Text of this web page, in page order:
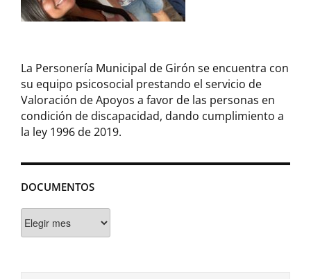
DOCUMENTOS
La Personería Municipal de Girón se encuentra con
su equipo psicosocial prestando el servicio de
Valoración de Apoyos a favor de las personas en
condición de discapacidad, dando cumplimiento a
la ley 1996 de 2019.